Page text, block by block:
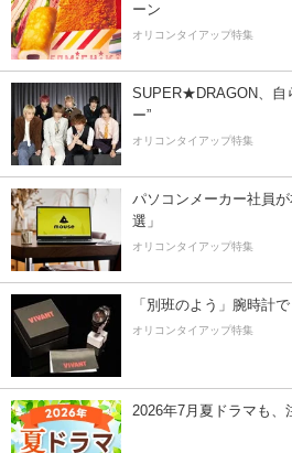
ーン
オリコンタイアップ特集
SUPER★DRAGON、自
ー”
オリコンタイアップ特集
パソコンメーカー社員
選」
オリコンタイアップ特集
「別班のよう」腕時計
オリコンタイアップ特集
2026年7月夏ドラマも、